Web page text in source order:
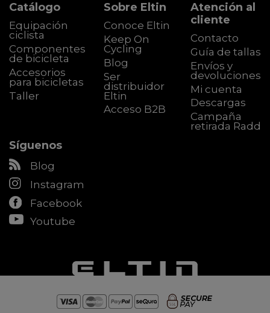
Catálogo
Equipación
ciclista
Componentes
de bicicleta
Accesorios
para bicicletas
Taller
Sobre Eltin
Conoce Eltin
Keep On
Cycling
Blog
Ser
distribuidor
Eltin
Acceso B2B
Atención al
cliente
Contacto
Guía de tallas
Envíos y
devoluciones
Mi cuenta
Descargas
Campaña
retirada Radd
Síguenos
Blog
Instagram
Facebook
Youtube